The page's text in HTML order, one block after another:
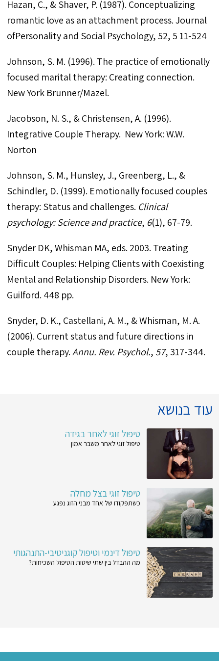
Hazan, C., & Shaver, P. (1987). Conceptualizing
romantic love as an attachment process. Journal
ofPersonality and Social Psychology, 52, 5 11-524
Johnson, S. M. (1996). The practice of emotionally
focused marital therapy: Creating connection.
New York Brunner/Mazel.
Jacobson, N. S., & Christensen, A. (1996).
Integrative Couple Therapy. New York: W.W.
Norton
Johnson, S. M., Hunsley, J., Greenberg, L., &
Schindler, D. (1999). Emotionally focused couples
therapy: Status and challenges. Clinical
psychology: Science and practice, 6
Snyder DK, Whisman MA, eds. 2003. Treating
Difficult Couples: Helping Clients with Coexisting
Mental and Relationship Disorders. New York:
Guilford. 448 pp.
Snyder, D. K., Castellani, A. M., & Whisman, M. A.
(2006). Current status and future directions in
couple therapy.Annu. Rev. Psychol., 57, 317-344.
עוד בנושא
טיפול זוגי לאחר בגידה
טיפול זוגי לאחר משבר אמון
טיפול זוגי בצל מחלה
כשתפקודו של אחד מבני הזוג נפגע
טיפול דינמי וטיפול קוגניטיבי-התנהגותי
מה ההבדל בין שתי שיטות הטיפול השכיחות?